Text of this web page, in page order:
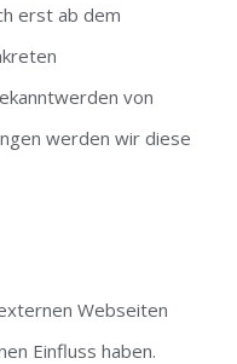
erst ab dem
von
werden wir diese
Webseiten
Einfluss haben.